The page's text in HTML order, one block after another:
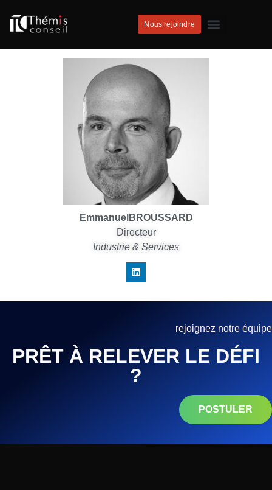
Nous rejoindre
Emmanuel BROUSSARD
Directeur
Industrie & Services
rejoignez notre équipe
PRÊT À RELEVER LE DÉFI
?
POSTULER